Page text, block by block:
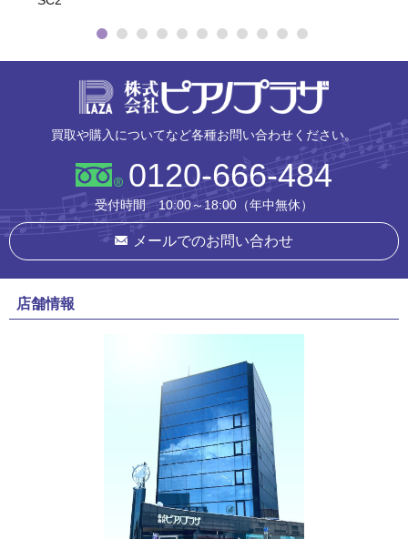
買取や購入についてなど各種お問い合わせください。
0120-666-484
受付時間 10:00～18:00（年中無休）
メールでのお問い合わせ
店舗情報